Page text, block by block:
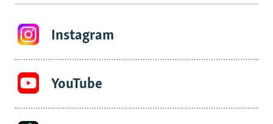
Instagram
YouTube